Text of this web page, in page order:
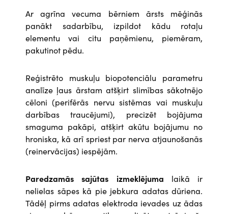
Ar agrīna vecuma bērniem ārsts mēģinās
panākt sadarbību, izpildot kādu rotaļu
elementu vai citu paņēmienu, piemēram,
pakutinot pēdu.
Reģistrēto muskuļu biopotenciālu parametru
analīze ļaus ārstam atšķirt slimības sākotnējo
cēloni (perifērās nervu sistēmas vai muskuļu
darbības traucējumi), precizēt bojājuma
smaguma pakāpi, atšķirt akūtu bojājumu no
hroniska, kā arī spriest par nerva atjaunošanās
(reinervācijas) iespējām.
Paredzamās sajūtas izmeklējuma laikā ir
nelielas sāpes kā pie jebkura adatas dūriena.
Tādēļ pirms adatas elektroda ievades uz ādas